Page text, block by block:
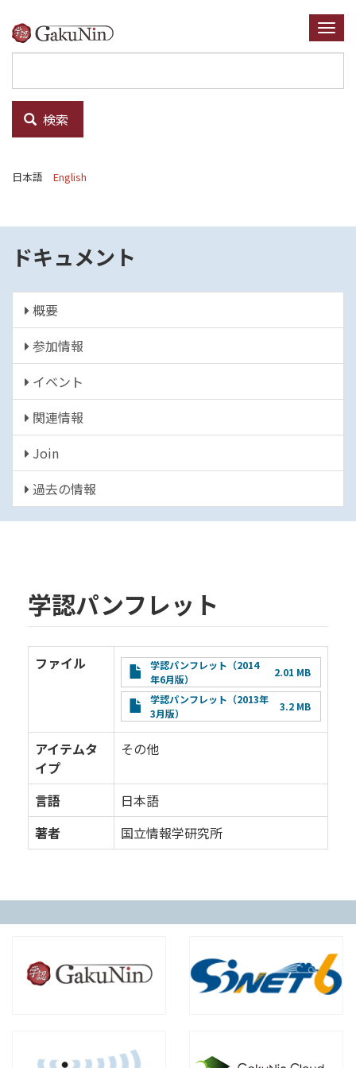
イ
ン
ン
テ
ツ
検索
日本語 English
ドキュメント
概要
参加情報
イベント
関連情報
Join
過去の情報
学認パンフレット
ファイル File
学認パンフレット（2014
年6月版）
2.01 MB
File
学認パンフレット（2013年
3月版）
3.2 MB
アイテムタ
イプ
その他
言語
日本語
著者
国立情報学研究所